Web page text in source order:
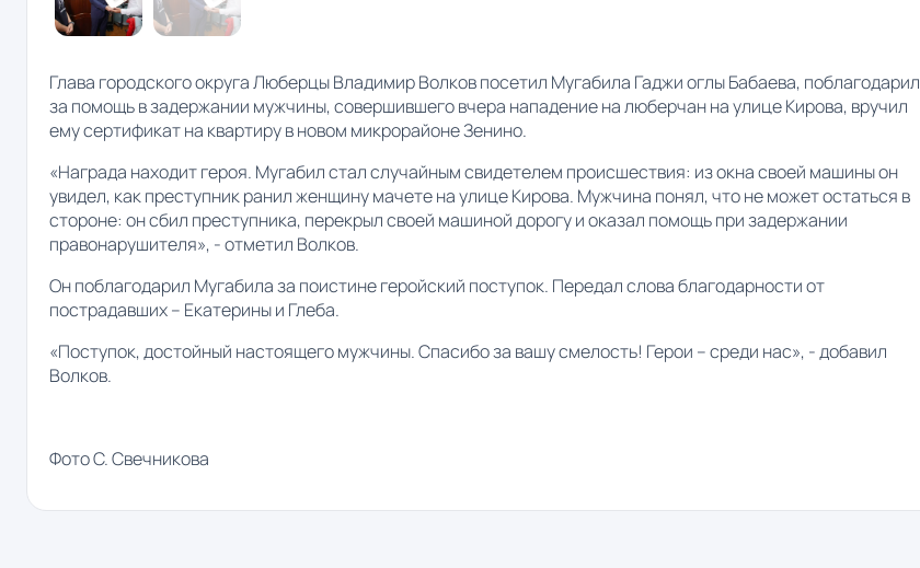
Глава городского округа Люберцы Владимир Волков посетил Мугабила Гаджи оглы Бабаева, поблагодарил
за помощь в задержании мужчины, совершившего вчера нападение на люберчан на улице Кирова, вручил
ему сертификат на квартиру в новом микрорайоне Зенино.
«Награда находит героя. Мугабил стал случайным свидетелем происшествия: из окна своей машины он
увидел, как преступник ранил женщину мачете на улице Кирова. Мужчина понял, что не может остаться в
стороне: он сбил преступника, перекрыл своей машиной дорогу и оказал помощь при задержании
правонарушителя», - отметил Волков.
Он поблагодарил Мугабила за поистине геройский поступок. Передал слова благодарности от
пострадавших – Екатерины и Глеба.
«Поступок, достойный настоящего мужчины. Спасибо за вашу смелость! Герои – среди нас», - добавил
Волков.
Фото С. Свечникова